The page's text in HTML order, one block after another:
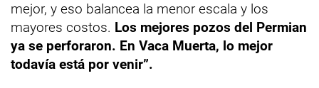
mejor, y eso balancea la menor escala y los
mayores costos. Los mejores pozos del Permian
ya se perforaron. En Vaca Muerta, lo mejor
todavía está por venir”.